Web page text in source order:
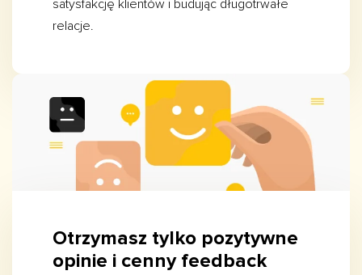
satysfakcję klientów i budując długotrwałe
relacje.
Otrzymasz tylko pozytywne
opinie i cenny feedback